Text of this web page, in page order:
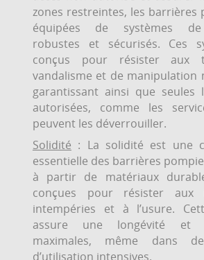
zones restreintes, les barrières
équipées de systèmes de
robustes et sécurisés. Ces
conçus pour résister aux
vandalisme et de manipulation
garantissant ainsi que seules
autorisées, comme les
peuvent les déverrouiller.
Solidité : La solidité est une
essentielle des barrières
à partir de matériaux
conçues pour résister aux
intempéries et à l’usure.
assure une longévité et
maximales, même dans
d’utilisation intensives.